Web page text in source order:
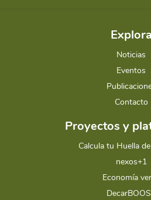
Explora
Noticias
Eventos
Contacto
Proyectos y
Calcula tu Huella
nexos+1
Economía